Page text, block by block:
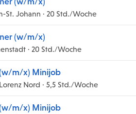
St. Johann · 20 Std./Woche
(w/m/x)
· 20 Std./Woche
m/x) Minijob
Nord · 5,5 Std./Woche
m/x) Minijob